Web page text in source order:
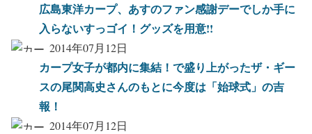
広島東洋カープ、あすのファン感謝デーでしか手に
入らないすっゴイ！グッズを用意!!
2014年07月12日
カープ女子が都内に集結！で盛り上がったザ・ギー
スの尾関高史さんのもとに今度は「始球式」の吉
報！
2014年07月12日